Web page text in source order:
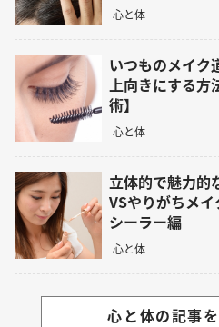
心と体
いつものメイク
上向きにする方
術】
心と体
立体的で魅力的
VSやりがちメ
シーラー編
心と体
心と体の記事